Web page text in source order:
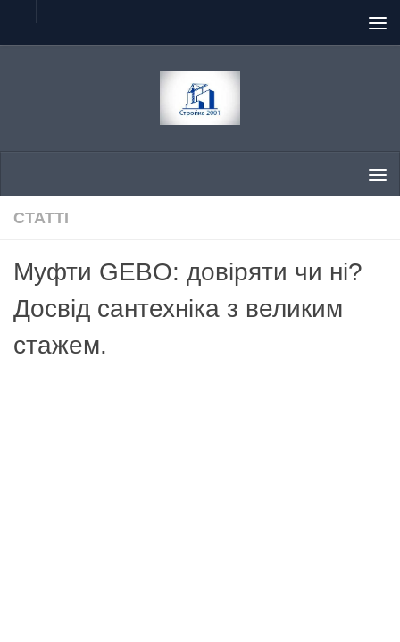
Skip to content
СТАТТІ
Муфти GEBO: довіряти чи ні?
Досвід сантехніка з великим
стажем.